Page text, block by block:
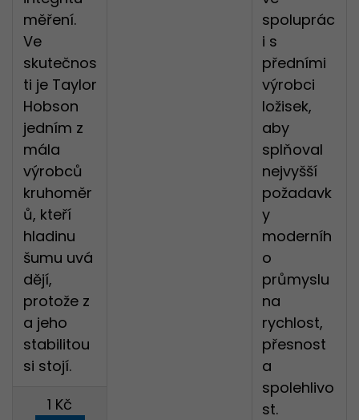
měření.
Ve
skutečnos
ti je Taylor
Hobson
jedním z
mála
výrobců
kruhoměr
ů, kteří
hladinu
šumu uvá
dějí,
protože z
a jeho
stabilitou
si stojí.
1 Kč
spoluprác
i s
předními
výrobci
ložisek,
aby
splňoval
nejvyšší
požadavk
y
moderníh
o
průmyslu
na
rychlost,
přesnost
a
spolehlivo
st.